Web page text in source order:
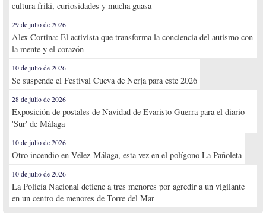
cultura friki, curiosidades y mucha guasa
29 de julio de 2026
Alex Cortina: El activista que transforma la conciencia del autismo con
la mente y el corazón
10 de julio de 2026
Se suspende el Festival Cueva de Nerja para este 2026
28 de julio de 2026
Exposición de postales de Navidad de Evaristo Guerra para el diario
'Sur' de Málaga
10 de julio de 2026
Otro incendio en Vélez-Málaga, esta vez en el polígono La Pañoleta
10 de julio de 2026
La Policía Nacional detiene a tres menores por agredir a un vigilante
en un centro de menores de Torre del Mar